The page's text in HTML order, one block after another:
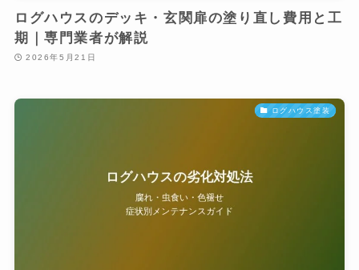
ログハウスのデッキ・玄関扉の塗り直し費用と工
期｜専門業者が解説
2026年5月21日
ログハウス塗装